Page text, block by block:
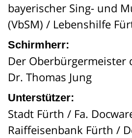
bayerischer Sing- und
(VbSM) / Lebenshilfe
Schirmherr:
Der Oberbürgermeister
Dr. Thomas Jung
Unterstützer:
Stadt Fürth / Fa.
Raiffeisenbank Fürth /